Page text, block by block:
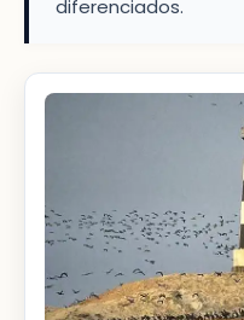
diferenciados.